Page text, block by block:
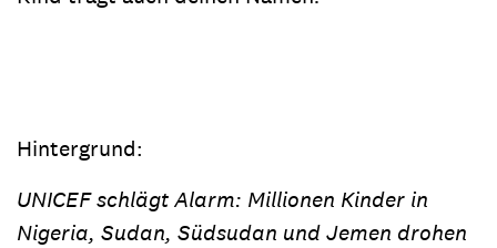
Hintergrund:
UNICEF schlägt Alarm: Millionen Kinder in
Nigeria, Sudan, Südsudan und Jemen drohen